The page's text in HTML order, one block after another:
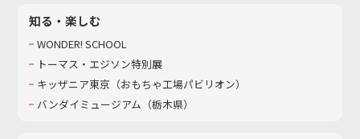
知る・楽しむ
WONDER! SCHOOL
トーマス・エジソン特別展
キッザニア東京（おもちゃ工場パビリオン）​
バンダイミュージアム（栃木県）